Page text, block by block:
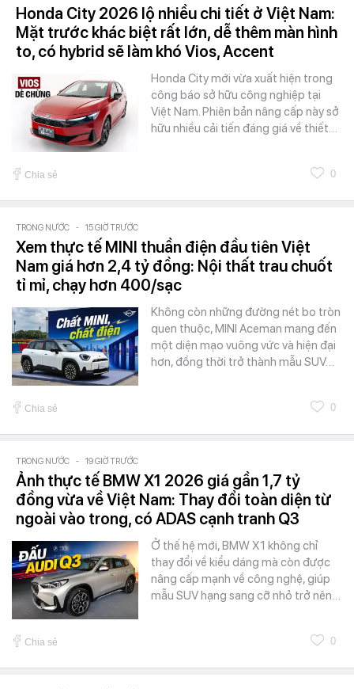
Honda City 2026 lộ nhiều chi tiết ở Việt Nam:
Mặt trước khác biệt rất lớn, dễ thêm màn hình
to, có hybrid sẽ làm khó Vios, Accent
Honda City mới vừa xuất hiện trong
công báo sở hữu công nghiệp tại
Việt Nam. Phiên bản nâng cấp này sở
hữu nhiều cải tiến đáng giá về thiết…
Chia sẻ 0
TRONG NƯỚC - 15 GIỜ TRƯỚC
Xem thực tế MINI thuần điện đầu tiên Việt
Nam giá hơn 2,4 tỷ đồng: Nội thất trau chuốt
tỉ mỉ, chạy hơn 400/sạc
Không còn những đường nét bo tròn
quen thuộc, MINI Aceman mang đến
một diện mạo vuông vức và hiện đại
hơn, đồng thời trở thành mẫu SUV…
Chia sẻ 0
TRONG NƯỚC - 19 GIỜ TRƯỚC
Ảnh thực tế BMW X1 2026 giá gần 1,7 tỷ
đồng vừa về Việt Nam: Thay đổi toàn diện từ
ngoài vào trong, có ADAS cạnh tranh Q3
Ở thế hệ mới, BMW X1 không chỉ
thay đổi về kiểu dáng mà còn được
nâng cấp mạnh về công nghệ, giúp
mẫu SUV hạng sang cỡ nhỏ trở nên…
Chia sẻ 0